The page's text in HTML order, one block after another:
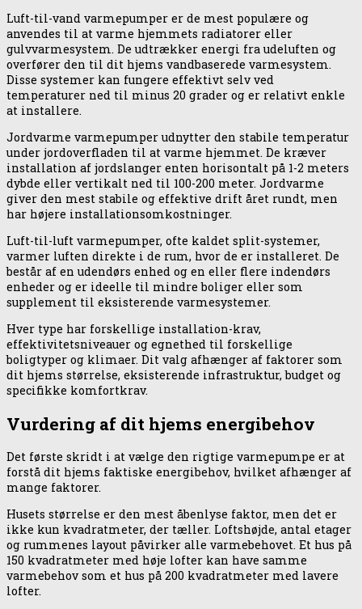
Luft-til-vand varmepumper er de mest populære og
anvendes til at varme hjemmets radiatorer eller
gulvvarmesystem. De udtrækker energi fra udeluften og
overfører den til dit hjems vandbaserede varmesystem.
Disse systemer kan fungere effektivt selv ved
temperaturer ned til minus 20 grader og er relativt enkle
at installere.
Jordvarme varmepumper udnytter den stabile temperatur
under jordoverfladen til at varme hjemmet. De kræver
installation af jordslanger enten horisontalt på 1-2 meters
dybde eller vertikalt ned til 100-200 meter. Jordvarme
giver den mest stabile og effektive drift året rundt, men
har højere installationsomkostninger.
Luft-til-luft varmepumper, ofte kaldet split-systemer,
varmer luften direkte i de rum, hvor de er installeret. De
består af en udendørs enhed og en eller flere indendørs
enheder og er ideelle til mindre boliger eller som
supplement til eksisterende varmesystemer.
Hver type har forskellige installation-krav,
effektivitetsniveauer og egnethed til forskellige
boligtyper og klimaer. Dit valg afhænger af faktorer som
dit hjems størrelse, eksisterende infrastruktur, budget og
specifikke komfortkrav.
Vurdering af dit hjems energibehov
Det første skridt i at vælge den rigtige varmepumpe er at
forstå dit hjems faktiske energibehov, hvilket afhænger af
mange faktorer.
Husets størrelse er den mest åbenlyse faktor, men det er
ikke kun kvadratmeter, der tæller. Loftshøjde, antal etager
og rummenes layout påvirker alle varmebehovet. Et hus på
150 kvadratmeter med høje lofter kan have samme
varmebehov som et hus på 200 kvadratmeter med lavere
lofter.